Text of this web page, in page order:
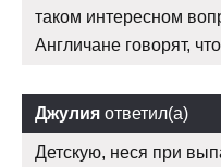
таком интересном
Англичане говорят,
Джулия ответил(а)
Детскую, неся при